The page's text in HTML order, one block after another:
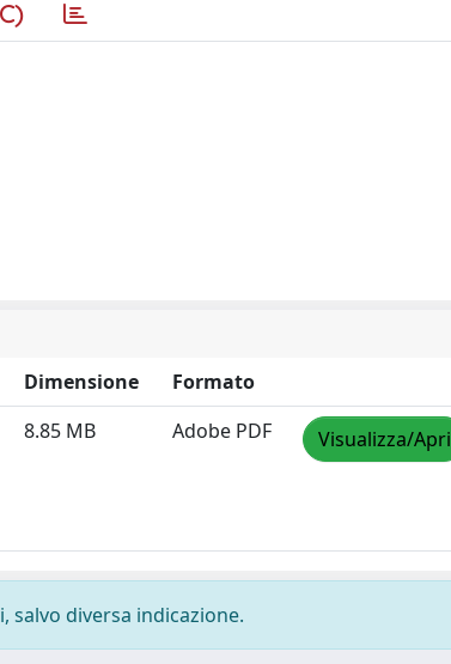
Dimensione
Formato
8.85 MB Adobe PDF Visualizza/Apri
diversa indicazione.